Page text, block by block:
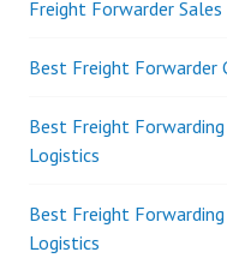
Freight Forwarder
Best Freight Forwarder
Best Freight
Logistics
Best Freight
Logistics